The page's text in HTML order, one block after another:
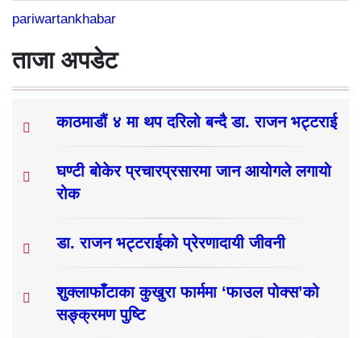
pariwartankhabar
ताजा अपडेट
काठमाडौं ४ मा थप दरिलो बन्दै डा. राजन भट्टराई
घण्टी बोकेर प्रचारप्रसारमा जान आयोगले लगायो
रोक
डा. राजन भट्टराईको प्रेरणादायी जीवनी
शुक्लाफाँटाका कुखुरा फार्ममा ‘फाउल पोक्स’को
सङ्क्रमण पुष्टि